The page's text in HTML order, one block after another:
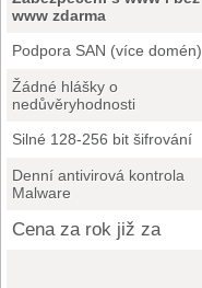
www zdarma
Podpora SAN (více domén)
Žádné hlášky o
nedůvěryhodnosti
Silné 128-256 bit šifrování
Denní antivirová kontrola
Malware
Cena za rok již za